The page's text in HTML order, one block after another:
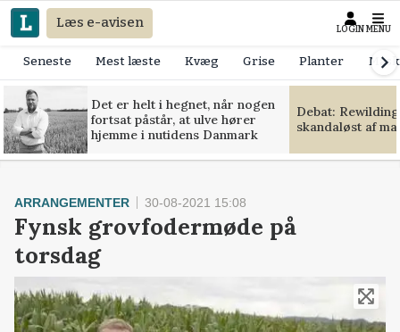
Læs e-avisen LOGIN MENU
Seneste Mest læste Kvæg Grise Planter
Det er helt i hegnet, når nogen
fortsat påstår, at ulve hører
hjemme i nutidens Danmark
Debat:
skandaløst af
ARRANGEMENTER 30-08-2021 15:08
Fynsk grovfodermøde på
torsdag